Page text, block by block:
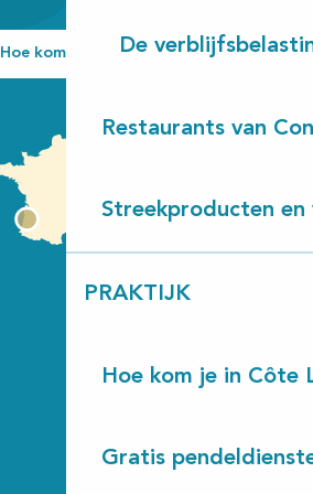
De
Restaurants van
Streekproducten en
PRAKTIJK
Hoe kom je in Côte
Gratis
Hoe kom ik daar?